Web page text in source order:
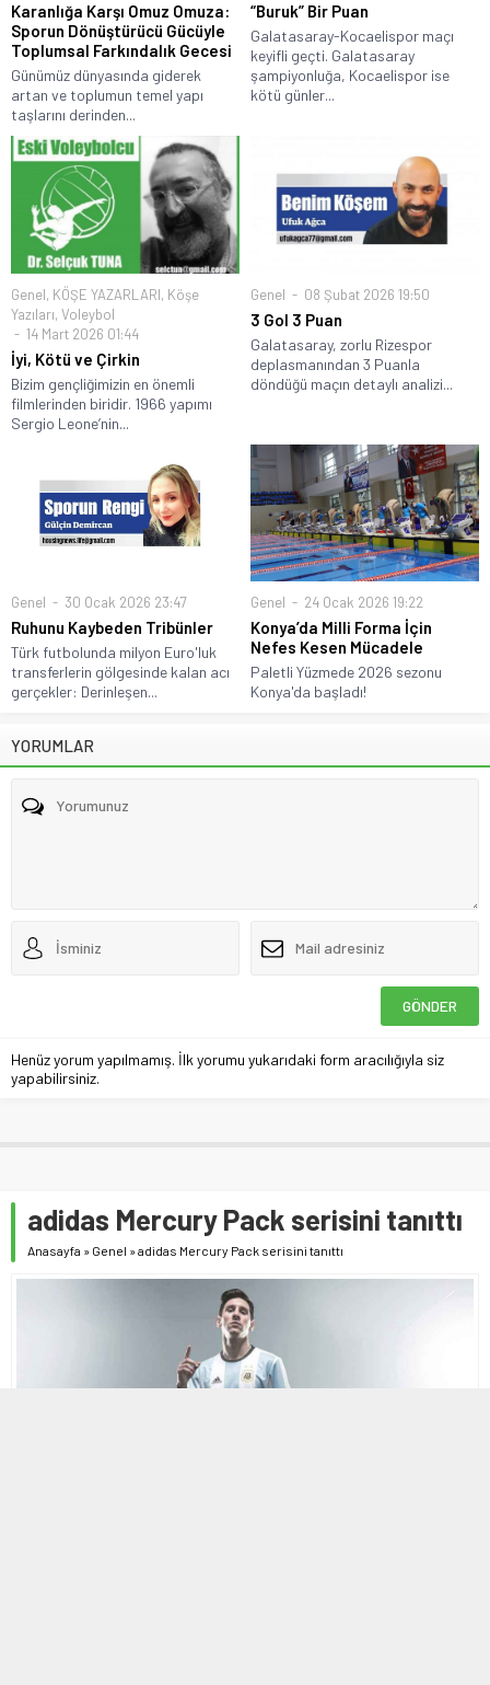
Karanlığa Karşı Omuz Omuza:
Sporun Dönüştürücü Gücüyle
Toplumsal Farkındalık Gecesi
Günümüz dünyasında giderek
artan ve toplumun temel yapı
taşlarını derinden...
“Buruk” Bir Puan
Galatasaray-Kocaelispor maçı
keyifli geçti. Galatasaray
şampiyonluğa, Kocaelispor ise
kötü günler...
Genel, KÖŞE YAZARLARI, Köşe
Yazıları, Voleybol
14 Mart 2026 01:44
İyi, Kötü ve Çirkin
Bizim gençliğimizin en önemli
filmlerinden biridir. 1966 yapımı
Sergio Leone’nin...
Genel 08 Şubat 2026 19:50
3 Gol 3 Puan
Galatasaray, zorlu Rizespor
deplasmanından 3 Puanla
döndüğü maçın detaylı analizi...
Genel 30 Ocak 2026 23:47
Ruhunu Kaybeden Tribünler
Türk futbolunda milyon Euro'luk
transferlerin gölgesinde kalan acı
gerçekler: Derinleşen...
Genel 24 Ocak 2026 19:22
Konya’da Milli Forma İçin
Nefes Kesen Mücadele
Paletli Yüzmede 2026 sezonu
Konya'da başladı!
YORUMLAR
Henüz yorum yapılmamış. İlk yorumu yukarıdaki form aracılığıyla siz
yapabilirsiniz.
adidas Mercury Pack serisini tanıttı
Anasayfa » Genel »adidas Mercury Pack serisini tanıttı